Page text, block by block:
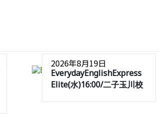
2026年8月19日
EverydayEnglishExpress
Elite(水)16:00/二子玉川校